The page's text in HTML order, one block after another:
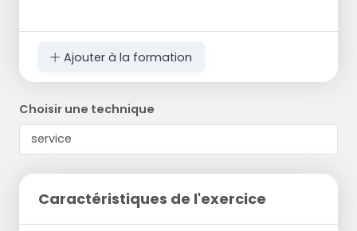
Ajouter à la formation
Choisir une technique
Caractéristiques de l'exercice